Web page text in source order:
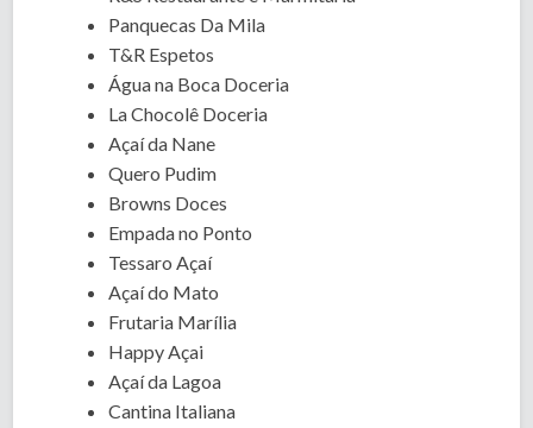
Panquecas Da Mila
T&R Espetos
Água na Boca Doceria
La Chocolê Doceria
Açaí da Nane
Quero Pudim
Browns Doces
Empada no Ponto
Tessaro Açaí
Açaí do Mato
Frutaria Marília
Happy Açai
Açaí da Lagoa
Cantina Italiana